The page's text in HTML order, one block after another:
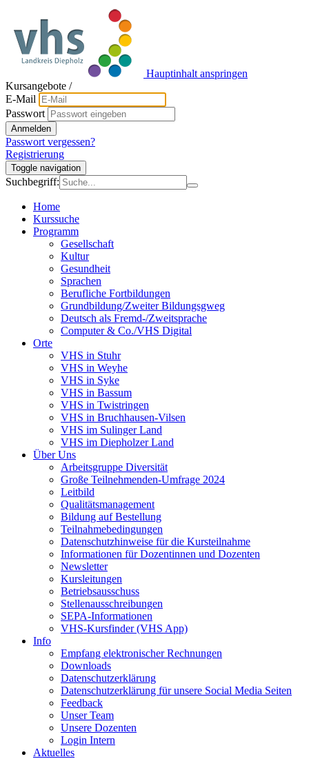
Hauptinhalt anspringen
Kursangebote /
E-Mail
Passwort
Anmelden
Passwort vergessen?
Registrierung
Toggle navigation
Suchbegriff:
Home
Kurssuche
Programm
Gesellschaft
Kultur
Gesundheit
Sprachen
Berufliche Fortbildungen
Grundbildung/Zweiter Bildungsgweg
Deutsch als Fremd-/Zweitsprache
Computer & Co./VHS Digital
Orte
VHS in Stuhr
VHS in Weyhe
VHS in Syke
VHS in Bassum
VHS in Twistringen
VHS in Bruchhausen-Vilsen
VHS im Sulinger Land
VHS im Diepholzer Land
Über Uns
Arbeitsgruppe Diversität
Große Teilnehmenden-Umfrage 2024
Leitbild
Qualitätsmanagement
Bildung auf Bestellung
Teilnahmebedingungen
Datenschutzhinweise für die Kursteilnahme
Informationen für Dozentinnen und Dozenten
Newsletter
Kursleitungen
Betriebsausschuss
Stellenausschreibungen
SEPA-Informationen
VHS-Kursfinder (VHS App)
Info
Empfang elektronischer Rechnungen
Downloads
Datenschutzerklärung
Datenschutzerklärung für unsere Social Media Seiten
Feedback
Unser Team
Unsere Dozenten
Login Intern
Aktuelles